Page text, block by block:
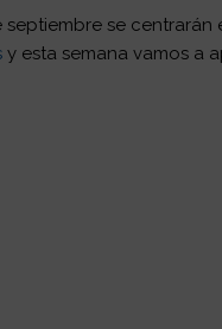
septiembre se centrarán
y esta semana vamos a